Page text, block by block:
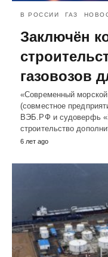
В РОССИИ ГАЗ
Заключён
газовозов
«Современный
(совместное
ВЭБ.РФ и судоверфь
строительство
6 лет ago